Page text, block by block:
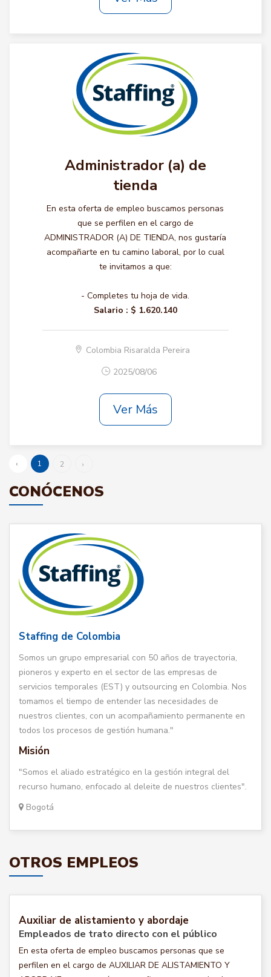
Administrador (a) de
tienda
En esta oferta de empleo buscamos personas
que se perfilen en el cargo de
ADMINISTRADOR (A) DE TIENDA, nos gustaría
acompañarte en tu camino laboral, por lo cual
te invitamos a que:
- Completes tu hoja de vida.
Salario : $ 1.620.140
Colombia Risaralda Pereira
2025/08/06
Ver Más
‹ 1 2 ›
CONÓCENOS
Staffing de Colombia
Somos un grupo empresarial con 50 años de trayectoria,
pioneros y experto en el sector de las empresas de
servicios temporales (EST) y outsourcing en Colombia. Nos
tomamos el tiempo de entender las necesidades de
nuestros clientes, con un acompañamiento permanente en
todos los procesos de gestión humana."
Misión
"Somos el aliado estratégico en la gestión integral del
recurso humano, enfocado al deleite de nuestros clientes".
Bogotá
OTROS EMPLEOS
Auxiliar de alistamiento y abordaje
Empleados de trato directo con el público
En esta oferta de empleo buscamos personas que se
perfilen en el cargo de AUXILIAR DE ALISTAMIENTO Y